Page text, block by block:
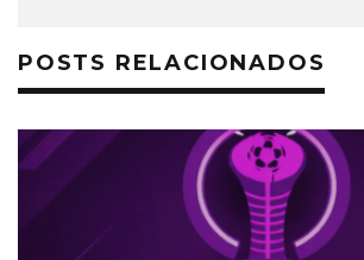
POSTS RELACIONADOS